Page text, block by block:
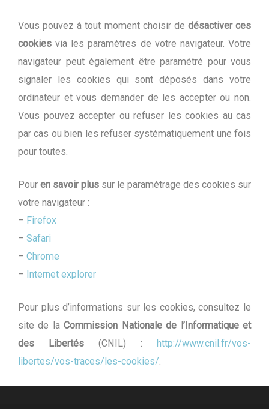
Vous pouvez à tout moment choisir de désactiver ces
cookies via les paramètres de votre navigateur. Votre
navigateur peut également être paramétré pour vous
signaler les cookies qui sont déposés dans votre
ordinateur et vous demander de les accepter ou non.
Vous pouvez accepter ou refuser les cookies au cas
par cas ou bien les refuser systématiquement une fois
pour toutes.
Pour en savoir plus sur le paramétrage des cookies sur
votre navigateur :
– Firefox
– Safari
– Chrome
– Internet explorer
Pour plus d’informations sur les cookies, consultez le
site de laCommission Nationale de l’Informatique et
des Libertés (CNIL) : http://www.cnil.fr/vos-
libertes/vos-traces/les-cookies/.